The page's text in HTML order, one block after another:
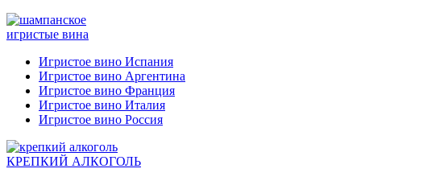
игристые вина
Игристое вино Испания
Игристое вино Аргентина
Игристое вино Франция
Игристое вино Италия
Игристое вино Россия
КРЕПКИЙ АЛКОГОЛЬ